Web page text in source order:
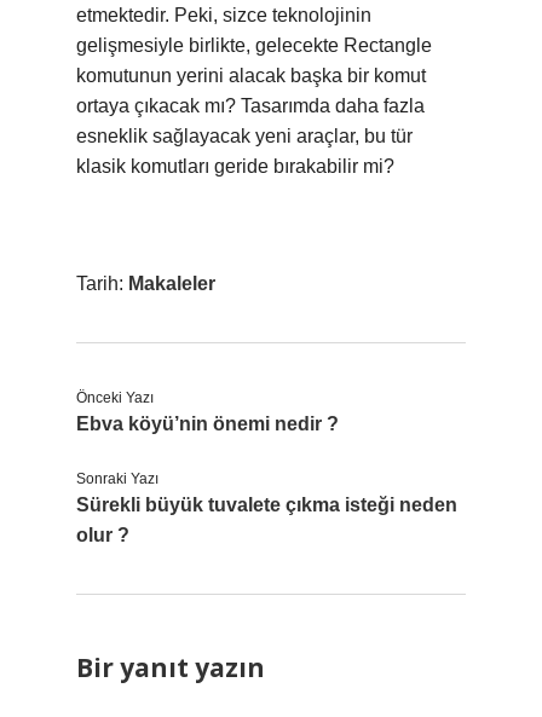
etmektedir. Peki, sizce teknolojinin
gelişmesiyle birlikte, gelecekte Rectangle
komutunun yerini alacak başka bir komut
ortaya çıkacak mı? Tasarımda daha fazla
esneklik sağlayacak yeni araçlar, bu tür
klasik komutları geride bırakabilir mi?
Tarih: Makaleler
Önceki Yazı
Ebva köyü’nin önemi nedir ?
Sonraki Yazı
Sürekli büyük tuvalete çıkma isteği neden
olur ?
Bir yanıt yazın